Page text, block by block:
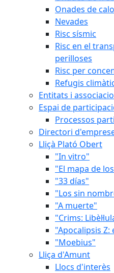
Onades de
Nevades
Risc sísmic
Risc en el
perilloses
Risc per
Refugis
Entitats i
Espai de
Processos
Directori
Lliçà Plató Obert
"In vitro"
"El mapa de
"33 días"
"Los sin
"A muerte"
"Crims:
"Apocalipsis
"Moebius"
Lliça d'Amunt
Llocs d'interès